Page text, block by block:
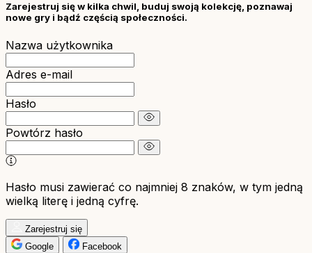
Zarejestruj się w kilka chwil, buduj swoją kolekcję, poznawaj
nowe gry i bądź częścią społeczności.
Nazwa użytkownika
Adres e-mail
Hasło
Powtórz hasło
Hasło musi zawierać co najmniej 8 znaków, w tym jedną
wielką literę i jedną cyfrę.
Zarejestruj się
Google
Facebook